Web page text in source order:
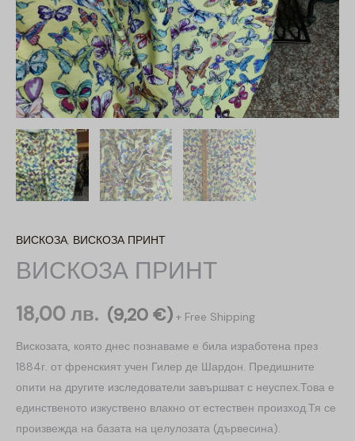
ВИСКОЗА, ВИСКОЗА ПРИНТ
ВИСКОЗА ПРИНТ
18,00лв. (9,20€) + Free Shipping
Вискозата, която днес познаваме е била изработена през
1884г. от френският учен Гилер де Шардон. Предишните
опити на другите изследователи завършват с неуспех.Това е
единственото изкуствено влакно от естествен произход.Тя се
произвежда на базата на целулозата (дървесина).